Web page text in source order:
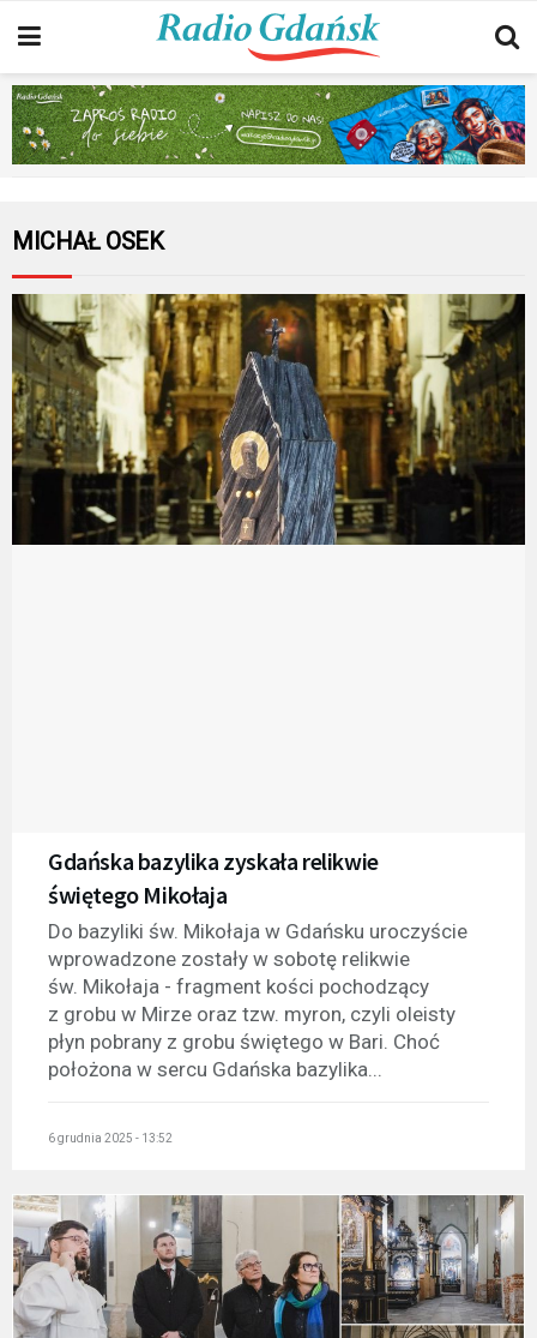
MICHAŁ OSEK
Gdańska bazylika zyskała relikwie
świętego Mikołaja
Do bazyliki św. Mikołaja w Gdańsku uroczyście
wprowadzone zostały w sobotę relikwie
św. Mikołaja - fragment kości pochodzący
z grobu w Mirze oraz tzw. myron, czyli oleisty
płyn pobrany z grobu świętego w Bari. Choć
położona w sercu Gdańska bazylika...
6 grudnia 2025 - 13:52